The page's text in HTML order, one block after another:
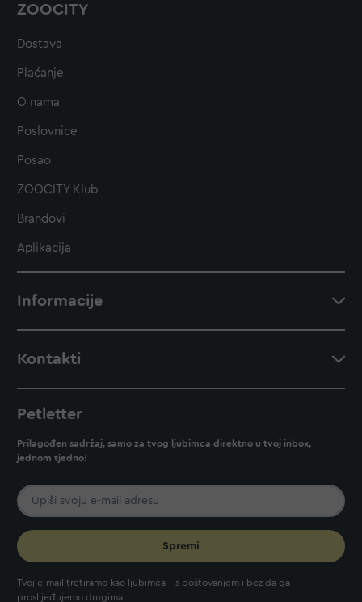
ZOOCITY
Dostava
Plaćanje
O nama
Poslovnice
Posao
ZOOCITY Klub
Brandovi
Aplikacija
Informacije
Kontakti
Petletter
Prilagođen sadržaj, samo za tvog ljubimca direktno u tvoj inbox,
jednom tjedno!
Spremi
Tvoj e-mail tretiramo kao ljubimca - s poštovanjem i bez da ga
proslijeđujemo drugima.